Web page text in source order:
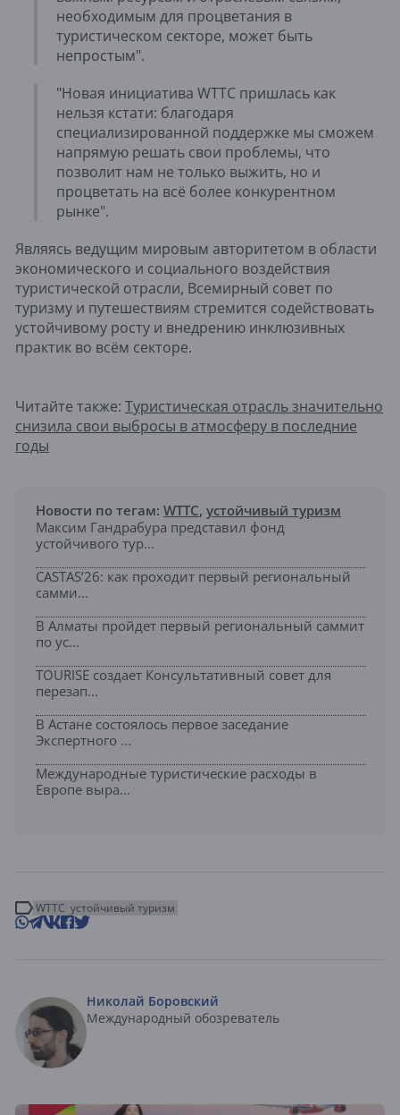
необходимым для процветания в
туристическом секторе, может быть
непростым".
"Новая инициатива WTTC пришлась как
нельзя кстати: благодаря
специализированной поддержке мы сможем
напрямую решать свои проблемы, что
позволит нам не только выжить, но и
процветать на всё более конкурентном
рынке".
Являясь ведущим мировым авторитетом в области
экономического и социального воздействия
туристической отрасли, Всемирный совет по
туризму и путешествиям стремится содействовать
устойчивому росту и внедрению инклюзивных
практик во всём секторе.
Читайте также: Туристическая отрасль значительно
снизила свои выбросы в атмосферу в последние
годы
Новости по тегам: WTTC, устойчивый туризм
Максим Гандрабура представил фонд
устойчивого тур...
CASTAS’26: как проходит первый региональный
самми...
В Алматы пройдет первый региональный саммит
по ус...
TOURISE создает Консультативный совет для
перезап...
В Астане состоялось первое заседание
Экспертного ...
Международные туристические расходы в
Европе выра...
WTTC устойчивый туризм
Николай Боровский
Международный обозреватель